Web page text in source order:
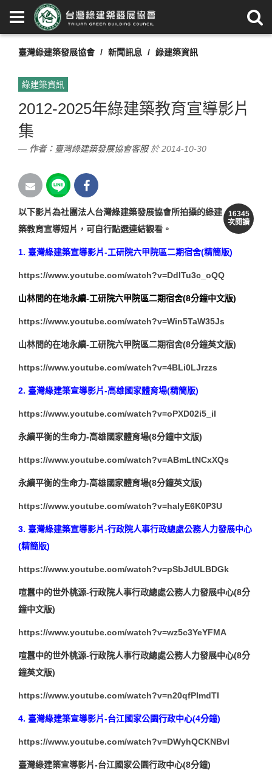
臺灣綠建築發展協會 新聞訊息 綠建築資訊
綠建築資訊
2012-2025年綠建築教育宣導影片
集
作者： 臺灣綠建築發展協會客服於 2014-10-30
16345
次閱讀
以下影片為社團法人台灣綠建築發展協會所拍攝的綠建
築教育宣導短片，可自行點選連結觀看。
1. 臺灣綠建築宣導影片-工研院六甲院區二期宿舍(精簡版)
https://www.youtube.com/watch?v=DdITu3c_oQQ
山林間的在地永續-工研院六甲院區二期宿舍(8分鐘中文版)
https://www.youtube.com/watch?v=Win5TaW35Js
山林間的在地永續-工研院六甲院區二期宿舍(8分鐘英文版)
https://www.youtube.com/watch?v=4BLi0LJrzzs
2. 臺灣綠建築宣導影片-高雄國家體育場(精簡版)
https://www.youtube.com/watch?v=oPXD02i5_iI
永續平衡的生命力-高雄國家體育場(8分鐘中文版)
https://www.youtube.com/watch?v=ABmLtNCxXQs
永續平衡的生命力-高雄國家體育場(8分鐘英文版)
https://www.youtube.com/watch?v=haIyE6K0P3U
3. 臺灣綠建築宣導影片-行政院人事行政總處公務人力發展中心
(精簡版)
https://www.youtube.com/watch?v=pSbJdULBDGk
喧囂中的世外桃源-行政院人事行政總處公務人力發展中心(8分
鐘中文版)
https://www.youtube.com/watch?v=wz5c3YeYFMA
喧囂中的世外桃源-行政院人事行政總處公務人力發展中心(8分
鐘英文版)
https://www.youtube.com/watch?v=n20qfPImdTI
4. 臺灣綠建築宣導影片-台江國家公園行政中心(4分鐘)
https://www.youtube.com/watch?v=DWyhQCKNBvI
臺灣綠建築宣導影片-台江國家公園行政中心(8分鐘)